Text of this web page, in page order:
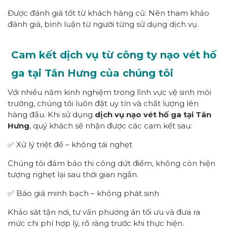
Được đánh giá tốt từ khách hàng cũ: Nên tham khảo
đánh giá, bình luận từ người từng sử dụng dịch vụ.
Cam kết dịch vụ từ công ty nạo vét hố
ga tại Tân Hưng của chúng tôi
Với nhiều năm kinh nghiệm trong lĩnh vực vệ sinh môi
trường, chúng tôi luôn đặt uy tín và chất lượng lên
hàng đầu. Khi sử dụng dịch vụ nạo vét hố ga tại Tân
Hưng, quý khách sẽ nhận được các cam kết sau:
✅ Xử lý triệt để – không tái nghẹt
Chúng tôi đảm bảo thi công dứt điểm, không còn hiện
tượng nghẹt lại sau thời gian ngắn.
✅ Báo giá minh bạch – không phát sinh
Khảo sát tận nơi, tư vấn phương án tối ưu và đưa ra
mức chi phí hợp lý, rõ ràng trước khi thực hiện.